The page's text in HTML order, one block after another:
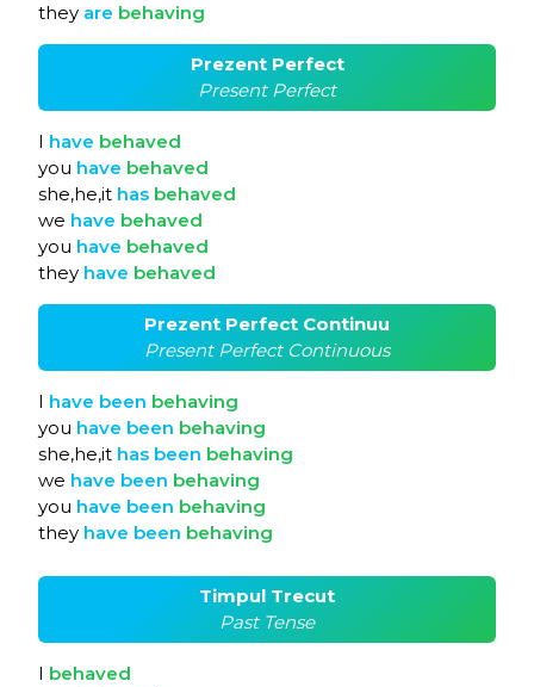
they are behaving
Prezent Perfect
Present Perfect
I have behaved
you have behaved
she,he,it has behaved
we have behaved
you have behaved
they have behaved
Prezent Perfect Continuu
Present Perfect Continuous
I have been behaving
you have been behaving
she,he,it has been behaving
we have been behaving
you have been behaving
they have been behaving
Timpul Trecut
Past Tense
I behaved